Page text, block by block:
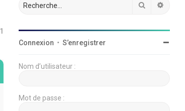
1
Rechercher
Connexion • S’enregistrer
Nom d’utilisateur :
Mot de passe :